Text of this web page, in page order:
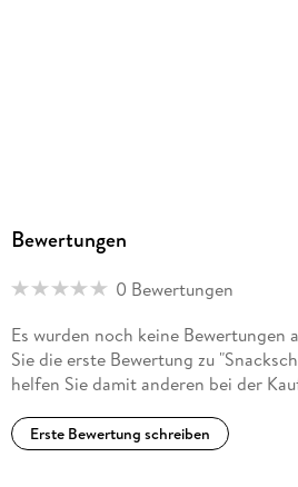
Bewertungen
0 Bewertungen
Es wurden noch keine Bewertungen
Sie die erste Bewertung zu
helfen Sie damit anderen bei der
Erste Bewertung schreiben